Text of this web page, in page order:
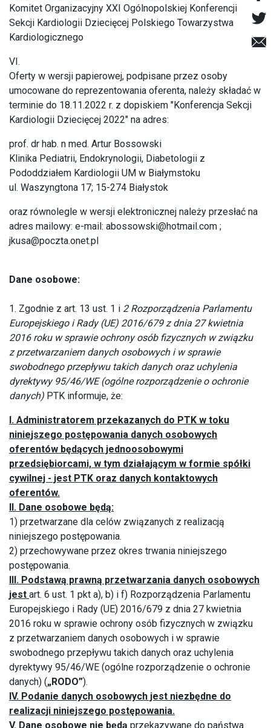
Komitet Organizacyjny XXI Ogólnopolskiej Konferencji
Sekcji Kardiologii Dziecięcej Polskiego Towarzystwa
Kardiologicznego
VI.
Oferty w wersji papierowej, podpisane przez osoby
umocowane do reprezentowania oferenta, należy składać w
terminie do 18.11.2022 r. z dopiskiem "Konferencja Sekcji
Kardiologii Dziecięcej 2022" na adres:
prof. dr hab. n med. Artur Bossowski
Klinika Pediatrii, Endokrynologii, Diabetologii z
Pododdziałem Kardiologii UM w Białymstoku
ul. Waszyngtona 17; 15-274 Białystok
oraz równolegle w wersji elektronicznej należy przesłać na
adres mailowy: e-mail: abossowski@hotmail.com ;
jkusa@poczta.onet.pl
Dane osobowe:
1. Zgodnie z art. 13 ust. 1 i 2 Rozporządzenia Parlamentu
Europejskiego i Rady (UE) 2016/679 z dnia 27 kwietnia
2016 roku w sprawie ochrony osób fizycznych w związku
z przetwarzaniem danych osobowych i w sprawie
swobodnego przepływu takich danych oraz uchylenia
dyrektywy 95/46/WE (ogólne rozporządzenie o ochronie
danych) PTK informuje, że:
I. Administratorem przekazanych do PTK w toku
niniejszego postępowania danych osobowych
oferentów będących jednoosobowymi
przedsiębiorcami, w tym działającym w formie spółki
cywilnej - jest PTK oraz danych kontaktowych
oferentów.
II. Dane osobowe będą:
1) przetwarzane dla celów związanych z realizacją
niniejszego postępowania.
2) przechowywane przez okres trwania niniejszego
postępowania.
III. Podstawą prawną przetwarzania danych osobowych
jest art. 6 ust. 1 pkt a), b) i f) Rozporządzenia Parlamentu
Europejskiego i Rady (UE) 2016/679 z dnia 27 kwietnia
2016 roku w sprawie ochrony osób fizycznych w związku
z przetwarzaniem danych osobowych i w sprawie
swobodnego przepływu takich danych oraz uchylenia
dyrektywy 95/46/WE (ogólne rozporządzenie o ochronie
danych) („RODO”).
IV. Podanie danych osobowych jest niezbędne do
realizacji niniejszego postępowania.
V. Dane osobowe nie będą przekazywane do państwa